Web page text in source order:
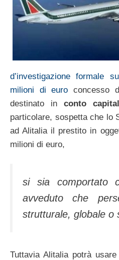
d’investigazione formale
milioni di euro concesso
destinato in conto
particolare, sospetta che lo
ad Alitalia il prestito in
milioni di euro,
si sia comportato
avveduto che
strutturale, globale o
Tuttavia Alitalia potrà usare